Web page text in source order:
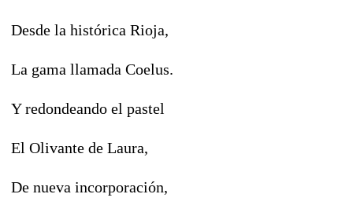
Desde la histórica Rioja,
La gama llamada Coelus.
Y redondeando el pastel
El Olivante de Laura,
De nueva incorporación,